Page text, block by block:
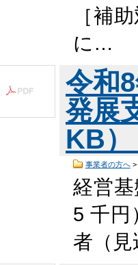
［補
に…
令和
発展
KB
事業者の方へ>
経営
5 千円
者（